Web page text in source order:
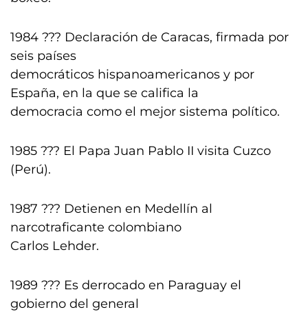
1984 ??? Declaración de Caracas, firmada por
seis países
democráticos hispanoamericanos y por
España, en la que se califica la
democracia como el mejor sistema político.
1985 ??? El Papa Juan Pablo II visita Cuzco
(Perú).
1987 ??? Detienen en Medellín al
narcotraficante colombiano
Carlos Lehder.
1989 ??? Es derrocado en Paraguay el
gobierno del general